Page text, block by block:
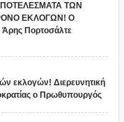
ΤΩΝ
ΕΚΛΟΓΩΝ! Ο
Άρης Πορτοσάλτε
εκλογών! Διερευνητική
ο Πρωθυπουργός